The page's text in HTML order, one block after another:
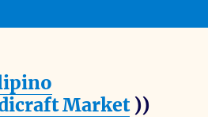
Market))